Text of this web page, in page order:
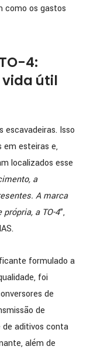
como os gastos
4:
útil
escavadeiras. Isso
em esteiras e,
localizados esse
a
A marca
a TO-4”,
formulado a
foi
de
de
de aditivos conta
além de